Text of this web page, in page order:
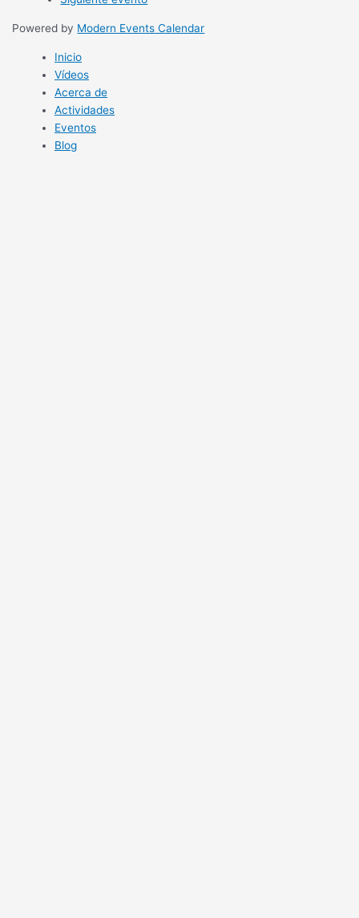
Powered by Modern Events Calendar
Inicio
Vídeos
Acerca de
Actividades
Eventos
Blog